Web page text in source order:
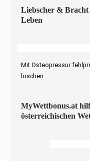
Liebscher & Bracht
Leben
Mit Osteopressur
löschen
MyWettbonus.at
österreichischen